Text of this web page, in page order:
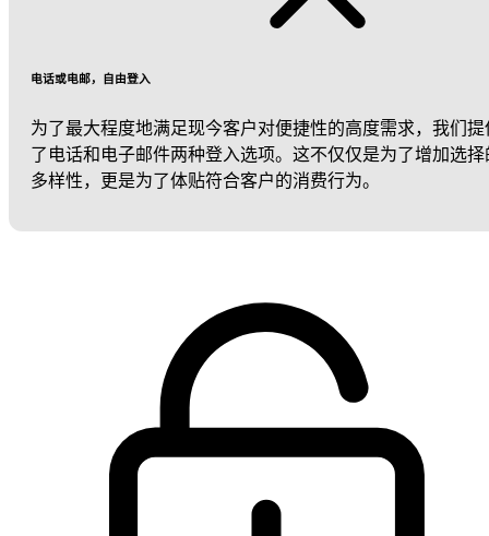
电话或电邮，自由登入
为了最大程度地满足现今客户对便捷性的高度需求，我们提
了电话和电子邮件两种登入选项。这不仅仅是为了增加选择
多样性，更是为了体贴符合客户的消费行为。